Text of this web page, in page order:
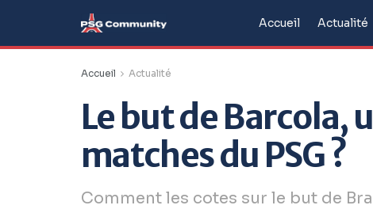
Accueil Actualité
Accueil Actualité
Le but de Barcola,
matches du PSG ?
Comment les cotes sur le but de